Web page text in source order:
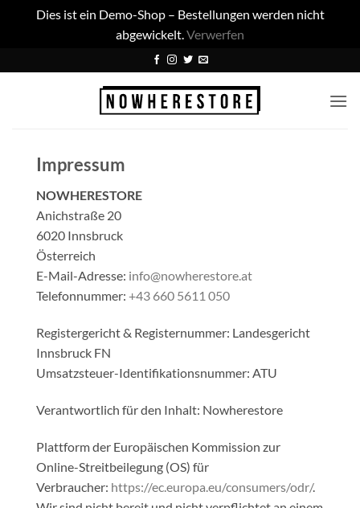
Dies ist ein Demo-Shop – Bestellungen werden nicht
abgewickelt.Verwerfen
Inhalt
Impressum
NOWHERESTORE
Anichstraße 20
6020 Innsbruck
Österreich
E-Mail-Adresse: info@nowherestore.at
Telefonnummer: +43 660 5611 050
Registergericht & Registernummer: Landesgericht
Innsbruck FN
Umsatzsteuer-Identifikationsnummer: ATU
Verantwortlich für den Inhalt: Nowherestore
Plattform der Europäischen Kommission zur
Online-Streitbeilegung (OS) für
Verbraucher: https://ec.europa.eu/consumers/odr/.